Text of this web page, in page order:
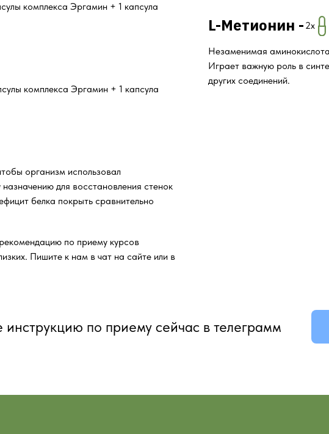
по приему курсов
Пишите к нам в чат на сайте или в
инструкцию по приему сейчас в телеграмм
комплекса Эргамин + 1 капсула
комплекса Эргамин + 1 капсула
организм использовал
для восстановления стенок
белка покрыть сравнительно
2х
L-Метионин -
Незаменимая
Играет важную роль в
других соединений.